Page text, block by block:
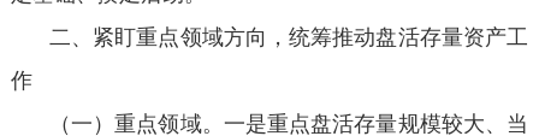
二、紧盯重点领域方向，统筹推动盘活存量资产工
作
（一）重点领域。一是重点盘活存量规模较大、当